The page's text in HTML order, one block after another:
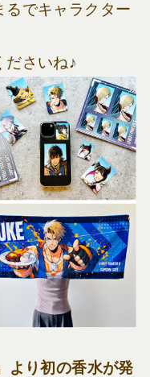
るでキャラクター
ださいね♪
より初の香水が発